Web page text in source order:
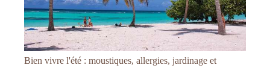
Bien vivre l'été : moustiques, allergies, jardinage et